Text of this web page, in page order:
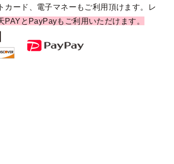
カード、電子マネーもご利用頂けます。レ
PAYとPayPayもご利用いただけます。